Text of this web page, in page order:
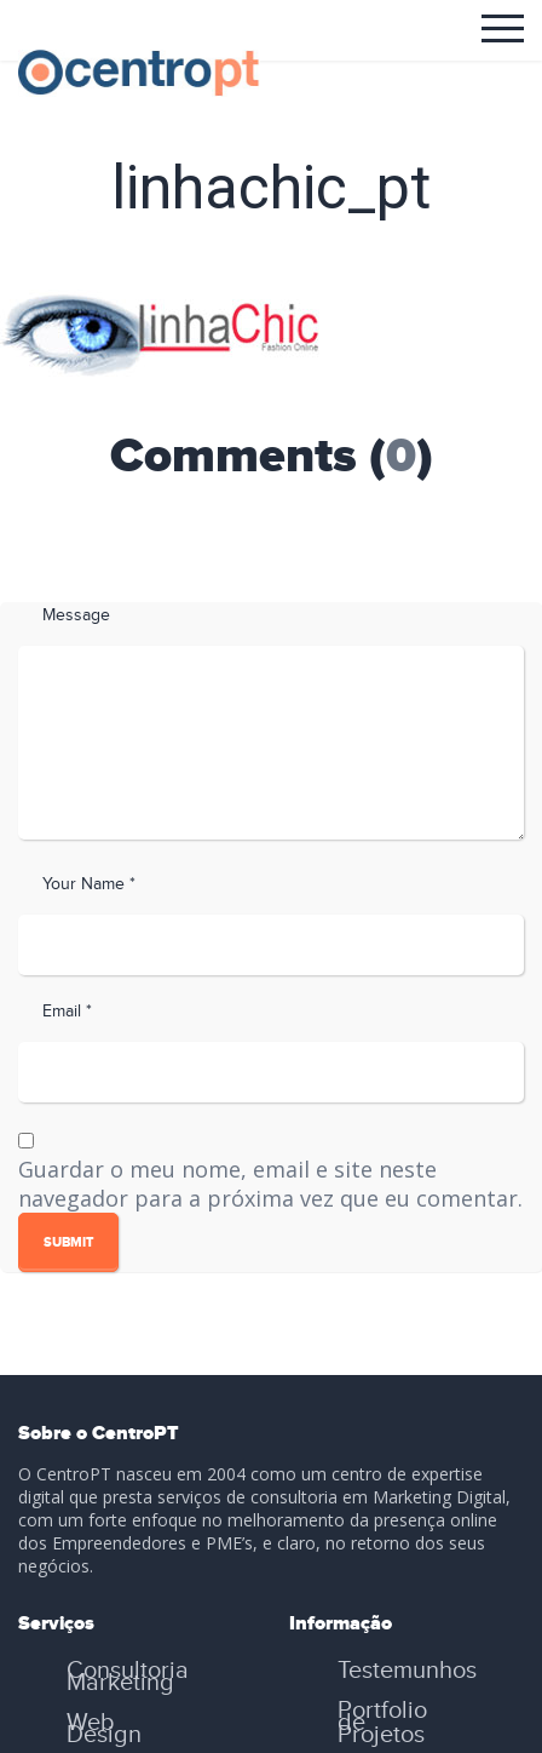
linhachic_pt
Comments (0)
Message
Your Name *
Email *
Guardar o meu nome, email e site neste
navegador para a próxima vez que eu comentar.
Sobre o CentroPT
O CentroPT nasceu em 2004 como um centro de expertise
digital que presta serviços de consultoria em Marketing Digital,
com um forte enfoque no melhoramento da presença online
dos Empreendedores e PME’s, e claro, no retorno dos seus
negócios.
Serviços
Consultoria
Marketing
Web
Design
Informação
Testemunhos
Portfolio
de
Projetos